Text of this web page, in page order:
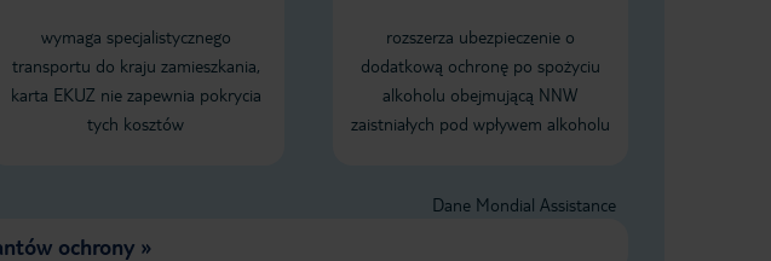
wymaga specjalistycznego
transportu do kraju zamieszkania,
karta EKUZ nie zapewnia pokrycia
tych kosztów
rozszerza ubezpieczenie o
dodatkową ochronę po spożyciu
alkoholu obejmującą NNW
zaistniałych pod wpływem alkoholu
Dane Mondial Assistance
ochrony »